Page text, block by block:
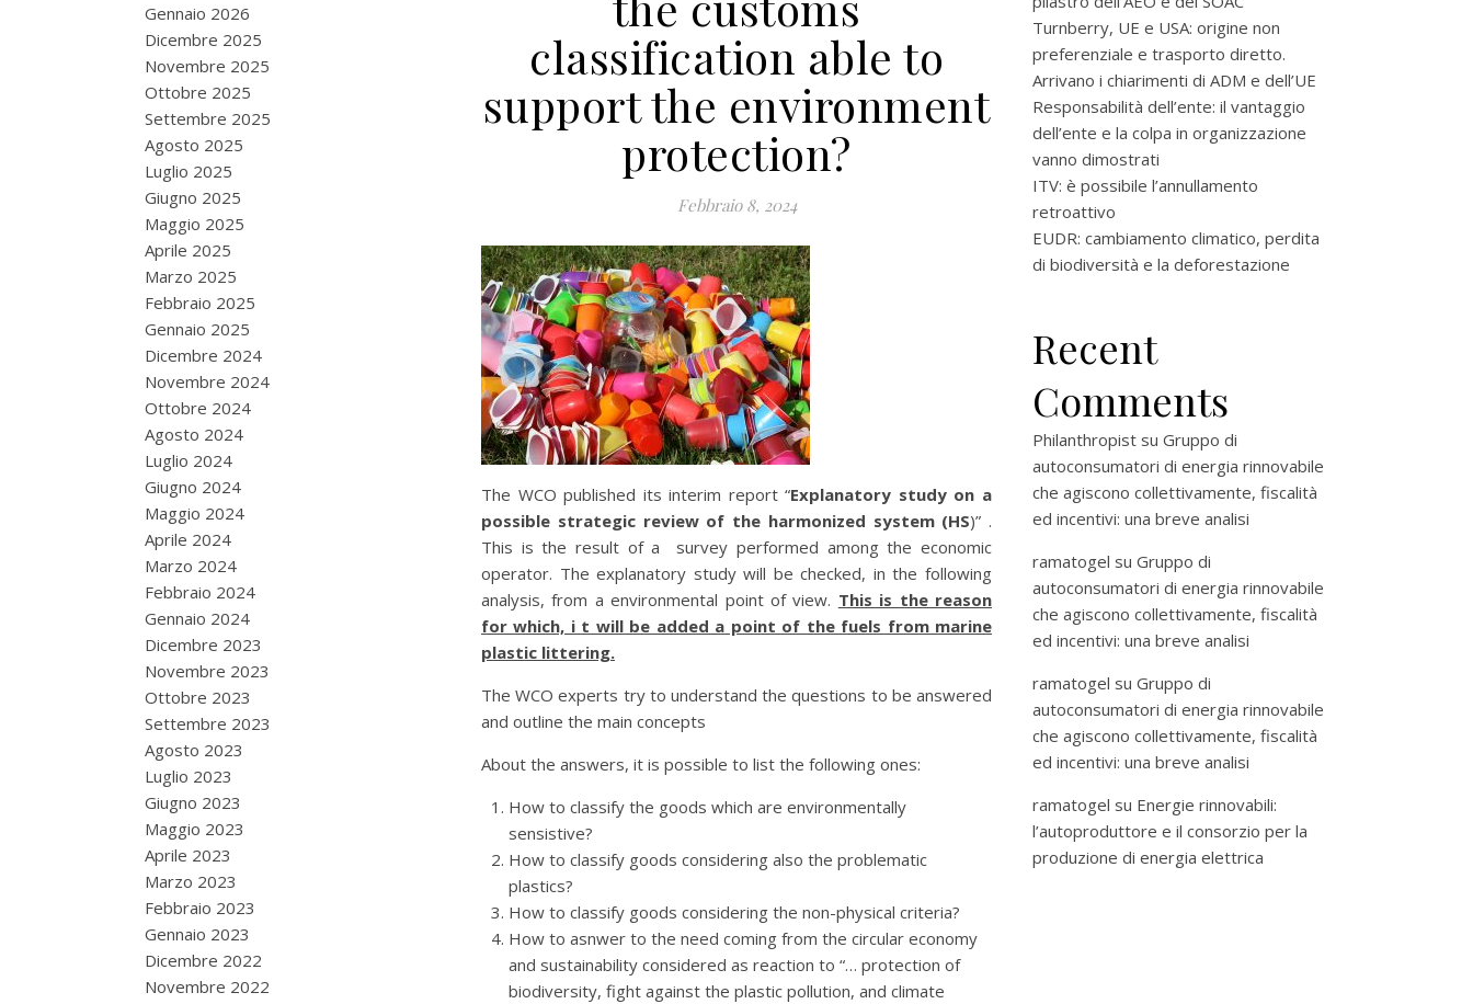
Gennaio 2026
Dicembre 2025
Novembre 2025
Ottobre 2025
Settembre 2025
Agosto 2025
Luglio 2025
Giugno 2025
Maggio 2025
Aprile 2025
Marzo 2025
Febbraio 2025
Gennaio 2025
Dicembre 2024
Novembre 2024
Ottobre 2024
Agosto 2024
Luglio 2024
Giugno 2024
Maggio 2024
Aprile 2024
Marzo 2024
Febbraio 2024
Gennaio 2024
Dicembre 2023
Novembre 2023
Ottobre 2023
Settembre 2023
Agosto 2023
Luglio 2023
Giugno 2023
Maggio 2023
Aprile 2023
Marzo 2023
Febbraio 2023
Gennaio 2023
Dicembre 2022
Novembre 2022
classification able to
support the environment
protection?
Febbraio 8, 2024
The WCO published its interim report “Explanatory study on a
possible strategic review of the harmonized system (HS)” .
This is the result of a survey performed among the economic
operator. The explanatory study will be checked, in the following
analysis, from a environmental point of view. This is the reason
for which, i t will be added a point of the fuels from marine
plastic littering.
The WCO experts try to understand the questions to be answered
and outline the main concepts
About the answers, it is possible to list the following ones:
How to classify the goods which are environmentally
sensistive?
How to classify goods considering also the problematic
plastics?
How to classify goods considering the non-physical criteria?
How to asnwer to the need coming from the circular economy
and sustainability considered as reaction to “… protection of
biodiversity, fight against the plastic pollution, and climate
Turnberry, UE e USA: origine non
preferenziale e trasporto diretto.
Arrivano i chiarimenti di ADM e dell’UE
Responsabilità dell’ente: il vantaggio
dell’ente e la colpa in organizzazione
vanno dimostrati
ITV: è possibile l’annullamento
retroattivo
EUDR: cambiamento climatico, perdita
di biodiversità e la deforestazione
Recent
Comments
Philanthropist su Gruppo di
autoconsumatori di energia rinnovabile
che agiscono collettivamente, fiscalità
ed incentivi: una breve analisi
ramatogel su Gruppo di
autoconsumatori di energia rinnovabile
che agiscono collettivamente, fiscalità
ed incentivi: una breve analisi
ramatogel su Gruppo di
autoconsumatori di energia rinnovabile
che agiscono collettivamente, fiscalità
ed incentivi: una breve analisi
ramatogel su Energie rinnovabili:
l’autoproduttore e il consorzio per la
produzione di energia elettrica